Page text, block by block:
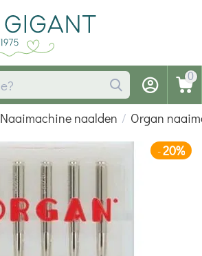
0
Naaimachine naalden / Organ
-20%